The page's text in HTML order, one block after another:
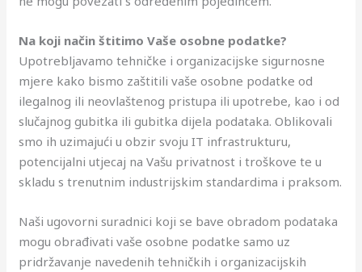
Na koji način štitimoVaše osobne podatke?
Upotrebljavamo tehničke i organizacijske sigurnosne
mjere kako bismo zaštitili vaše osobne podatke od
ilegalnog ili neovlaštenog pristupa ili upotrebe, kao i od
slučajnog gubitka ili gubitka dijela podataka. Oblikovali
smo ih uzimajući u obzir svoju IT infrastrukturu,
potencijalni utjecaj na Vašu privatnost i troškove te u
skladu s trenutnim industrijskim standardima i praksom.
Naši ugovorni suradnici koji se bave obradom podataka
mogu obrađivati vaše osobne podatke samo uz
pridržavanje navedenih tehničkih i organizacijskih